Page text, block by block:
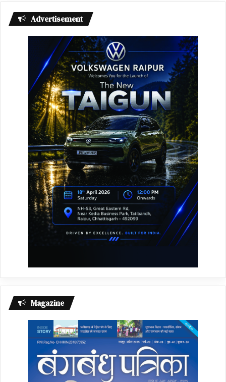
Advertisement
Magazine